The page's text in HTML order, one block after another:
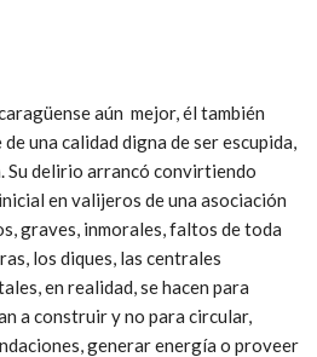
aún mejor, él también
una calidad digna de ser escupida,
Su delirio arrancó convirtiendo
en valijeros de una asociación
graves, inmorales, faltos de toda
los diques, las centrales
en realidad, se hacen para
a construir y no para circular,
generar energía o proveer